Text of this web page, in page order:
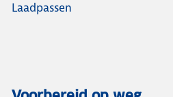
Laadpassen